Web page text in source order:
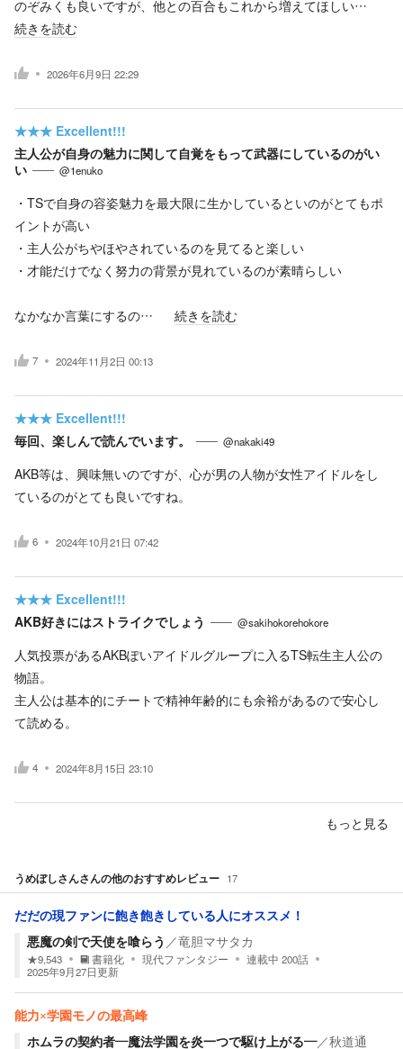
のぞみくも良いですが、他との百合もこれから増えてほしい…
続きを読む
2026年6月9日 22:29
★★★ Excellent!!!
主人公が自身の魅力に関して自覚をもって武器にしているのがい
い
@1enuko
・TSで自身の容姿魅力を最大限に生かしているといのがとてもポ
イントが高い
・主人公がちやほやされているのを見てると楽しい
・才能だけでなく努力の背景が見れているのが素晴らしい
なかなか言葉にするの… 続きを読む
7 2024年11月2日 00:13
★★★ Excellent!!!
毎回、楽しんで読んでいます。
@nakaki49
AKB等は、興味無いのですが、心が男の人物が女性アイドルをし
ているのがとても良いですね。
6 2024年10月21日 07:42
★★★ Excellent!!!
AKB好きにはストライクでしょう
@sakihokorehokore
人気投票があるAKBぽいアイドルグループに入るTS転生主人公の
物語。
主人公は基本的にチートで精神年齢的にも余裕があるので安心し
て読める。
4 2024年8月15日 23:10
もっと見る
うめぼしさんさんの他のおすすめレビュー 17
だだの現ファンに飽き飽きしている人にオススメ！
悪魔の剣で天使を喰らう ／竜胆マサタカ
★9,543 書籍化 現代ファンタジー 連載中 200話
2025年9月27日更新
能力×学園モノの最高峰
ホムラの契約者―魔法学園を炎一つで駆け上がる―／秋道通